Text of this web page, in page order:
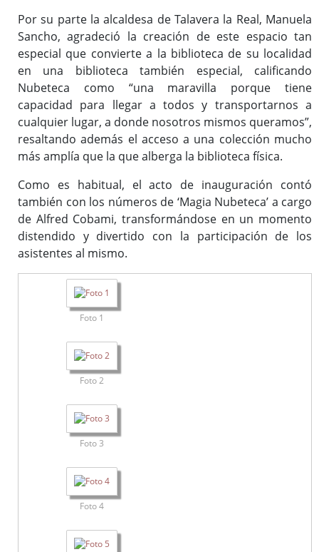
Por su parte la alcaldesa de Talavera la Real, Manuela
Sancho, agradeció la creación de este espacio tan
especial que convierte a la biblioteca de su localidad
en una biblioteca también especial, calificando
Nubeteca como “una maravilla porque tiene
capacidad para llegar a todos y transportarnos a
cualquier lugar, a donde nosotros mismos queramos”,
resaltando además el acceso a una colección mucho
más amplía que la que alberga la biblioteca física.
Como es habitual, el acto de inauguración contó
también con los números de ‘Magia Nubeteca’ a cargo
de Alfred Cobami, transformándose en un momento
distendido y divertido con la participación de los
asistentes al mismo.
Foto 1
Foto 2
Foto 3
Foto 4